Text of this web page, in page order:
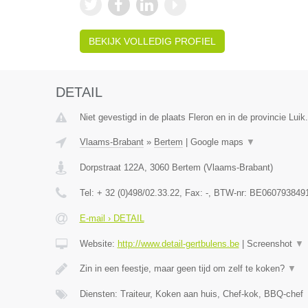
BEKIJK VOLLEDIG PROFIEL
DETAIL
Niet gevestigd in de plaats Fleron en in de provincie Luik.
Vlaams-Brabant» Bertem Google maps ▼
Dorpstraat 122A, 3060 Bertem (Vlaams-Brabant)
Tel: + 32 (0)498/02.33.22, Fax: -, BTW-nr:
E-mail › DETAIL
Website: http://www.detail-gertbulens.be| Screenshot ▼
Zin in een feestje, maar geen tijd om zelf te koken? ▼
Diensten: Traiteur, Koken aan huis, Chef-kok, BBQ-chef